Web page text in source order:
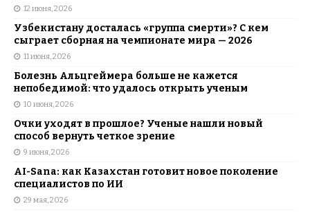
12 июня, 2026
Узбекистану досталась «группа смерти»? С кем
сыграет сборная на чемпионате мира — 2026
11 июня, 2026
Болезнь Альцгеймера больше не кажется
непобедимой: что удалось открыть ученым
10 июня, 2026
Очки уходят в прошлое? Ученые нашли новый
способ вернуть четкое зрение
9 июня, 2026
AI-Sana: как Казахстан готовит новое поколение
специалистов по ИИ
29 мая, 2026